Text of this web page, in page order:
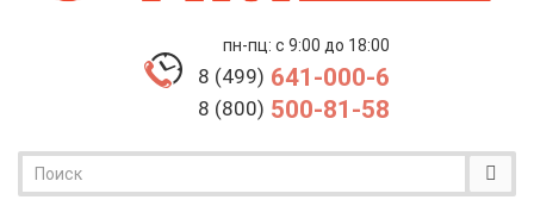
пн-пц: с 9:00 до 18:00
8 (499) 641-000-6
8 (800) 500-81-58